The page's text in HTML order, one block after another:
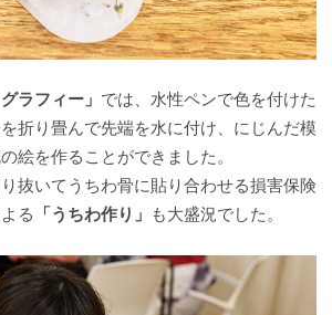
ラフィー」 では、水性ペンで色を付けた
折り畳んで先端を水に付け、にじんだ模
絵を作ることができました。
抜いてうちわ骨に貼り合わせる損害保険
る
「うちわ作り」 も大盛況でした。